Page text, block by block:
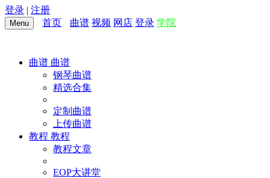
登录 | 注册
Menu 首页 曲谱 视频 网店 登录 学院
曲谱 曲谱
钢琴曲谱
精选合集
定制曲谱
上传曲谱
教程 教程
教程文章
EOP大讲堂